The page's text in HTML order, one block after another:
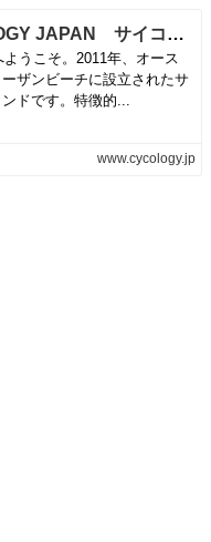
【公式】CYCOLOGY JAPAN サイコロジー・ジャパン
うこそ。2011年、オース
ザンビーチに設立されたサ
ドです。特徴的...
www.cycology.jp